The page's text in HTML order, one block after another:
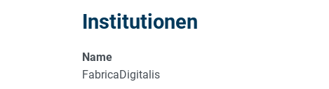
Institutionen
Name
FabricaDigitalis